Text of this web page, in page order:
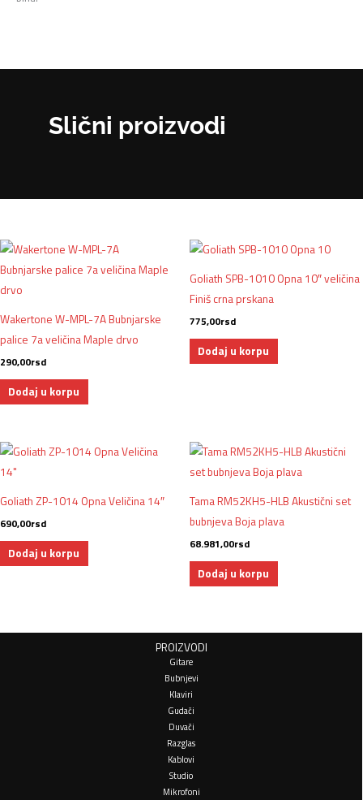
Slični proizvodi
Wakertone W-MPL-7A Bubnjarske
palice 7a veličina Maple drvo
290,00rsd
Dodaj u korpu
Goliath SPB-1010 Opna 10″ veličina
Finiš crna prskana
775,00rsd
Dodaj u korpu
Goliath ZP-1014 Opna Veličina 14″
690,00rsd
Dodaj u korpu
Tama RM52KH5-HLB Akustični set
bubnjeva Boja plava
68.981,00rsd
Dodaj u korpu
PROIZVODI
Gitare
Bubnjevi
Klaviri
Gudači
Duvači
Razglas
Kablovi
Studio
Mikrofoni